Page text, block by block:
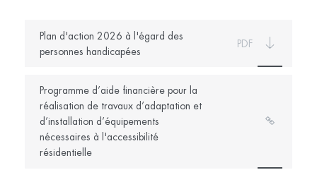
Plan d'action 2026 à l'égard des
personnes handicapées
PDF
Programme d’aide financière pour la
réalisation de travaux d’adaptation et
d’installation d’équipements
nécessaires à l'accessibilité
résidentielle